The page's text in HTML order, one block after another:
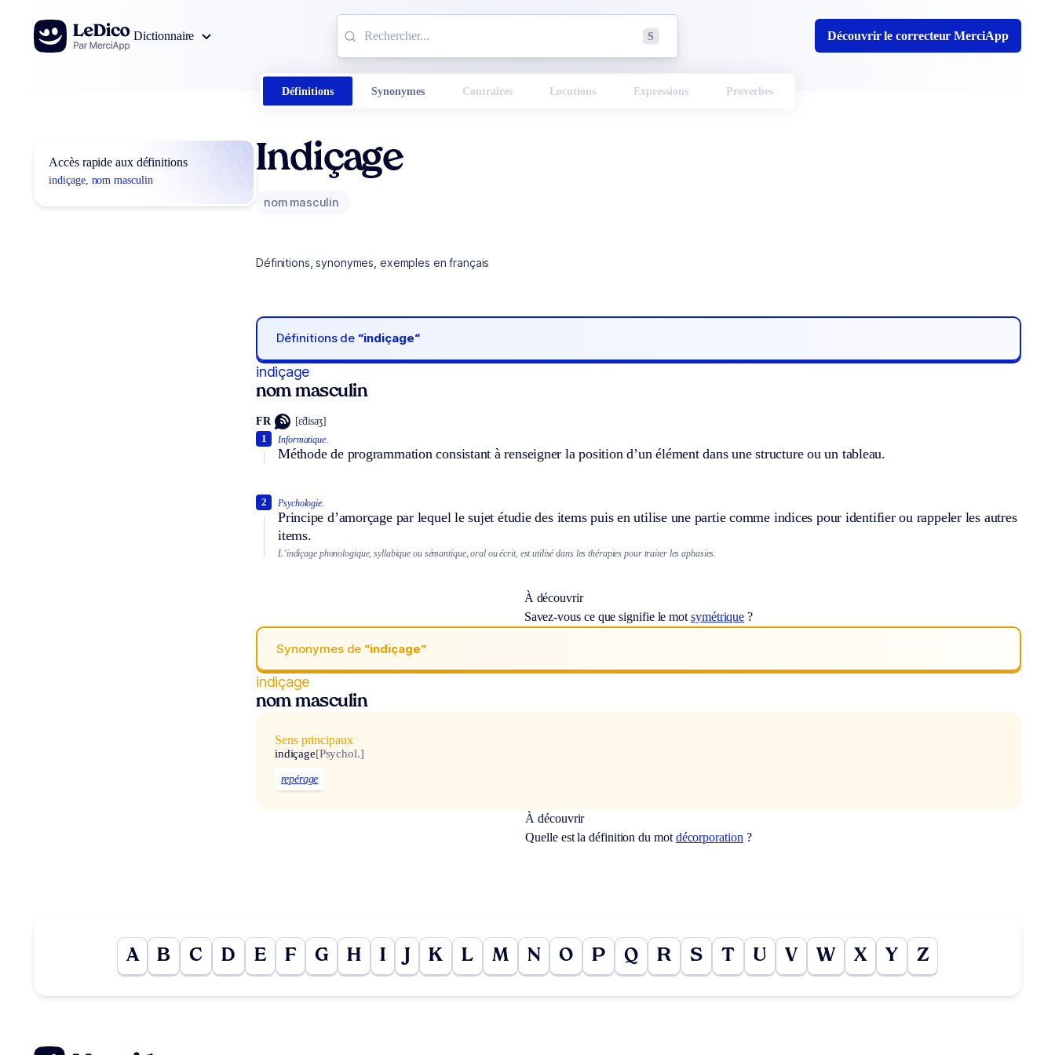
Aller au contenu
Dictionnaire
S Découvrir le correcteur MerciApp
Définitions Synonymes Contraires Locutions Expressions Proverbes
Accès rapide aux définitions
indiçage, nom masculin
Indiçage
nom masculin
Définitions, synonymes, exemples en français
Définitions de “indiçage“
indiçage
nom masculin
FR [ɛ̃disaʒ]
Informatique.
Méthode de programmation consistant à renseigner la position d’un élément dans une structure ou un tableau.
1
Psychologie.
Principe d’amorçage par lequel le sujet étudie des items puis en utilise une partie comme indices pour identifier ou rappeler les autres
items.
2
L’indiçage phonologique, syllabique ou sémantique, oral ou écrit, est utilisé dans les thérapies pour traiter les aphasies.
À découvrir
Savez-vous ce que signifie le mot symétrique ?
Synonymes de “indiçage“
indiçage
nom masculin
Sens principaux
indiçage[Psychol.]
repérage
À découvrir
Quelle est la définition du mot décorporation ?
A B C D E F G H I J K L M N O P Q R S T U V W X Y Z